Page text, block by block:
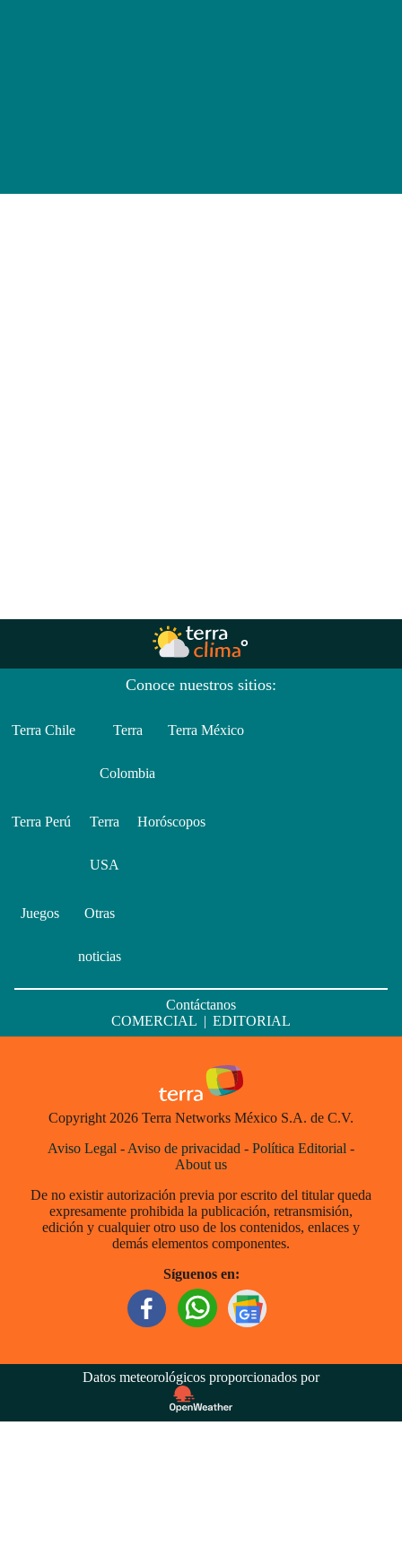
Conoce nuestros sitios:
Terra Chile Terra
Colombia
Terra México
Terra Perú Terra
USA
Horóscopos
Juegos Otras
noticias
Contáctanos
COMERCIAL | EDITORIAL
Copyright 2026 Terra Networks México S.A. de C.V.
Aviso Legal - Aviso de privacidad - Política Editorial -
About us
De no existir autorización previa por escrito del titular queda
expresamente prohibida la publicación, retransmisión,
edición y cualquier otro uso de los contenidos, enlaces y
demás elementos componentes.
Síguenos en:
Datos meteorológicos proporcionados por